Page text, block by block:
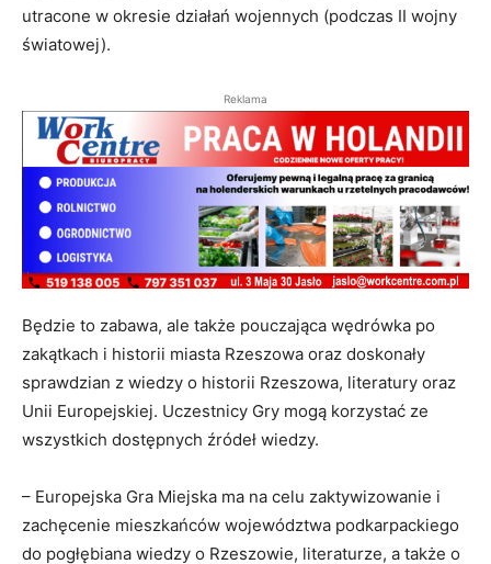
utracone w okresie działań wojennych (podczas II wojny
światowej).
Reklama
Będzie to zabawa, ale także pouczająca wędrówka po
zakątkach i historii miasta Rzeszowa oraz doskonały
sprawdzian z wiedzy o historii Rzeszowa, literatury oraz
Unii Europejskiej. Uczestnicy Gry mogą korzystać ze
wszystkich dostępnych źródeł wiedzy.
– Europejska Gra Miejska ma na celu zaktywizowanie i
zachęcenie mieszkańców województwa podkarpackiego
do pogłębiana wiedzy o Rzeszowie, literaturze, a także o